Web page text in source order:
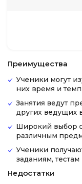
Преимущества
Ученики могут
них время и темп
Занятия ведут
других ведущих
Широкий выбор
различным
Ученики
заданиям,
Недостатки